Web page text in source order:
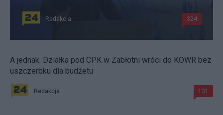
Redakcja 324
A jednak. Działka pod CPK w Zabłotni wróci do KOWR bez
uszczerbku dla budżetu
Redakcja 131